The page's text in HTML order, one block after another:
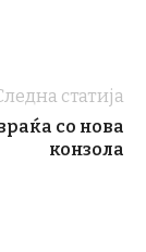
статија
со нова
конзола